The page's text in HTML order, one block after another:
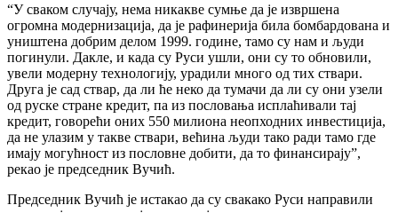
“У сваком случају, нема никакве сумње да је извршена
огромна модернизација, да је рафинерија била бомбардована и
уништена добрим делом 1999. године, тамо су нам и људи
погинули. Дакле, и када су Руси ушли, они су то обновили,
увели модерну технологију, урадили много од тих ствари.
Друга је сад ствар, да ли ће неко да тумачи да ли су они узели
од руске стране кредит, па из пословања исплаћивали тај
кредит, говорећи оних 550 милиона неопходних инвестиција,
да не улазим у такве ствари, већина људи тако ради тамо где
имају могућност из пословне добити, да то финансирају”,
рекао је председник Вучић.
Председник Вучић је истакао да су свакако Руси направили